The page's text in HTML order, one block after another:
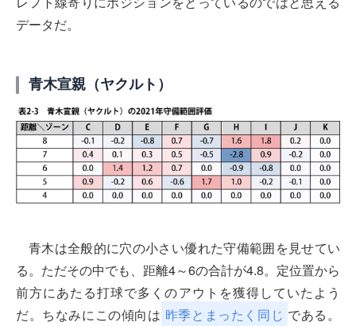
データだ。
青木宣親（ヤクルト）
青木は全般的に穴の小さい優れた守備範囲を見せてい
る。ただその中でも、距離4～6の合計が4.8。定位置から
前方にあたる打球で多くのアウトを獲得していたよう
だ。ちなみにこの傾向は 昨季とまったく同じ である。